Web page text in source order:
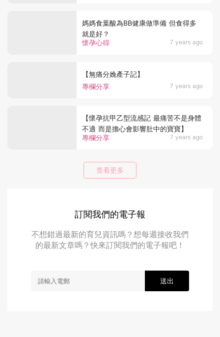
懷孕心得 7 years ago
媽媽食葉酸為BB健康做準備 但食得多
就是好？
專欄分享 7 years ago
【無痛分娩產子記】
專欄分享 7 years ago
【懷孕抗甲乙型流感記 最痛苦不是身體
不適 而是擔心會影響肚中的寶寶】
查看更多
訂閱我們的電子報
不想錯過最新的育兒資訊嗎？想每週接收我們
的最新文章嗎？快來訂閱我們的電子報吧！
送出